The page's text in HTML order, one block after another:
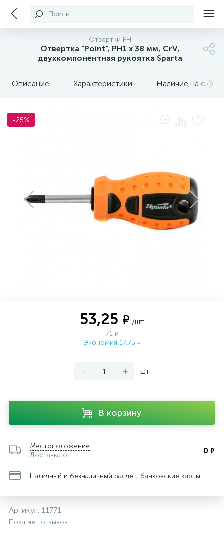
Поиск
Отвертки PH
Отвертка "Point", PH1 х 38 мм, CrV,
двухкомпонентная рукоятка Sparta
Описание Характеристики Наличие на
-25%
53,25 ₽ /шт
71₽
Экономия 17,75 ₽
- + шт
В корзину
Местоположение
Доставка от
0 ₽
Наличный и безналичный расчет, банковские карты
Артикул: 11771
Пока нет отзывов